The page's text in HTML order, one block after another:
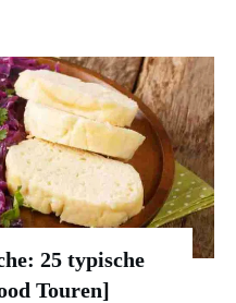
25 typische
Touren]